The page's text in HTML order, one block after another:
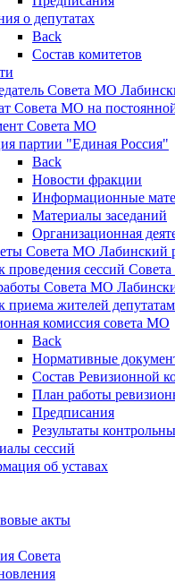
о депутатах
Back
Состав комитетов
Совета МО
Совета МО на
Совета МО
партии "Единая Россия"
Back
Новости фракции
Информационные
Материалы заседаний
Организационная
Совета МО Лабинский
проведения сессий
Совета МО
приема жителей
комиссия совета МО
Back
Нормативные
Состав Ревизионной
План работы
Предписания
Результаты
сессий
об уставах
акты
Совета